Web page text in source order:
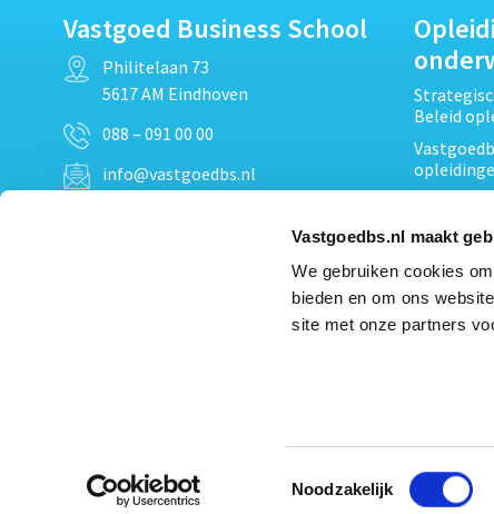
Vastgoedbs.nl maakt
We gebruiken cookies
bieden en om ons
site met onze partners
Toestemmingsselectie
Noodzakelijk
Vastgoed Business School
Philitelaan 73
5617 AM Eindhoven
088 – 091 00 00
info@vastgoedbs.nl
Beleid